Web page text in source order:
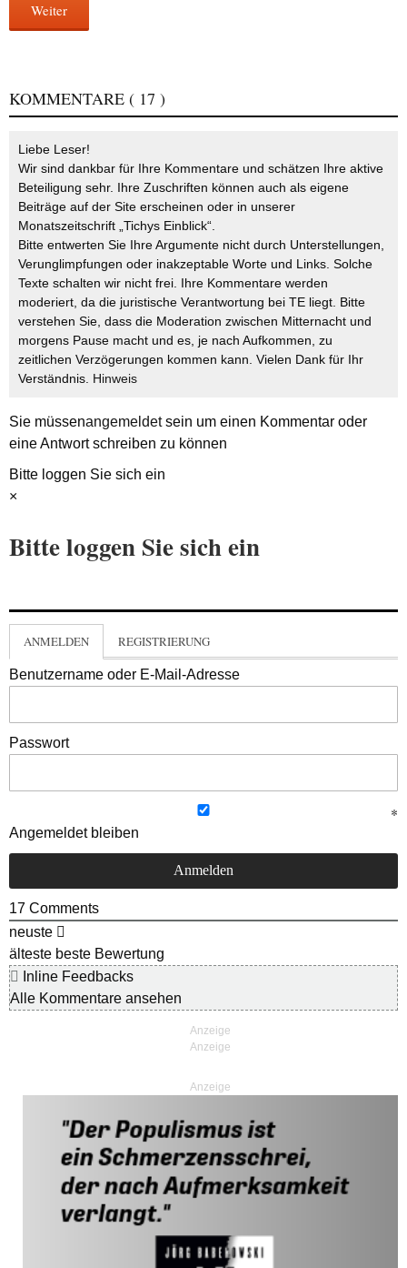
Weiter
KOMMENTARE ( 17 )
Liebe Leser!
Wir sind dankbar für Ihre Kommentare und schätzen Ihre aktive
Beteiligung sehr. Ihre Zuschriften können auch als eigene
Beiträge auf der Site erscheinen oder in unserer
Monatszeitschrift „Tichys Einblick“.
Bitte entwerten Sie Ihre Argumente nicht durch Unterstellungen,
Verunglimpfungen oder inakzeptable Worte und Links. Solche
Texte schalten wir nicht frei. Ihre Kommentare werden
moderiert, da die juristische Verantwortung bei TE liegt. Bitte
verstehen Sie, dass die Moderation zwischen Mitternacht und
morgens Pause macht und es, je nach Aufkommen, zu
zeitlichen Verzögerungen kommen kann. Vielen Dank für Ihr
Verständnis. Hinweis
Sie müssenangemeldetsein um einen Kommentar oder
eine Antwort schreiben zu können
Bitte loggen Sie sich ein
×
Bitte loggen Sie sich ein
ANMELDEN REGISTRIERUNG
Benutzername oder E-Mail-Adresse
Passwort
Angemeldet bleiben
17 Comments
neuste
älteste beste Bewertung
Inline Feedbacks
Alle Kommentare ansehen
Anzeige